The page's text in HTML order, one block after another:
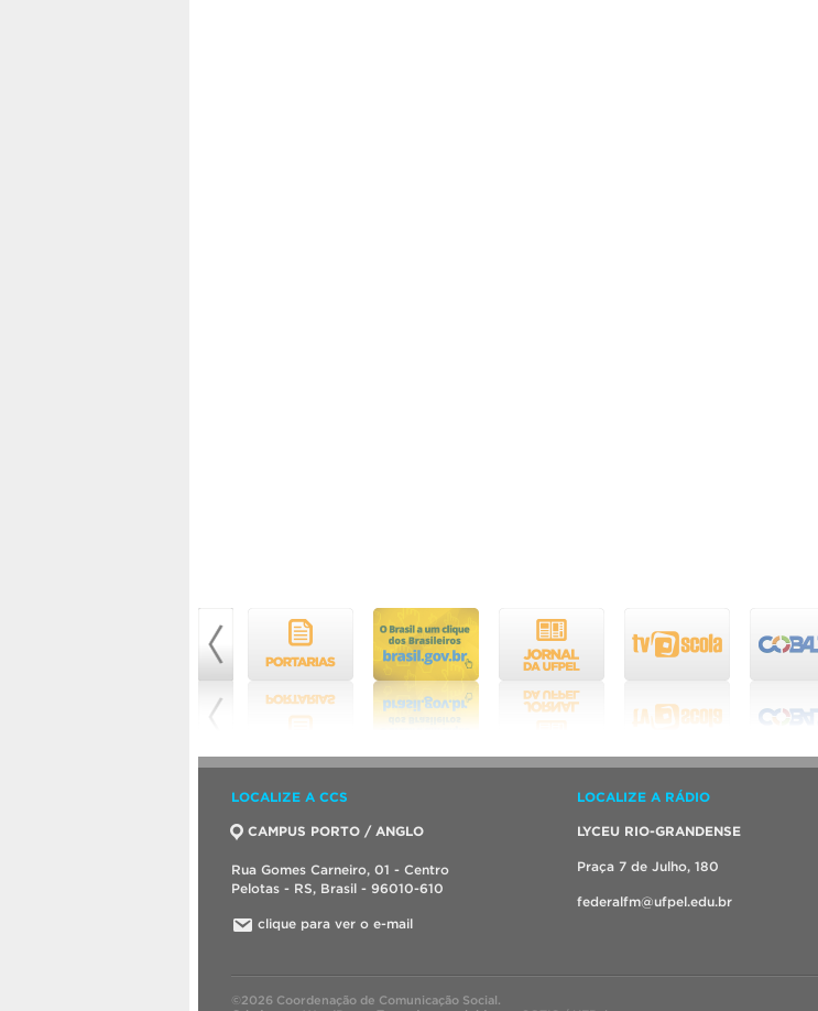
LOCALIZE A CCS
CAMPUS PORTO / ANGLO
Rua Gomes Carneiro, 01 - Centro
Pelotas - RS, Brasil - 96010-610
clique para ver o e-mail
LOCALIZE A RÁDIO
LYCEU RIO-GRANDENSE
Praça 7 de Julho, 180
federalfm@ufpel.edu.br
©2026 Coordenação de Comunicação Social.